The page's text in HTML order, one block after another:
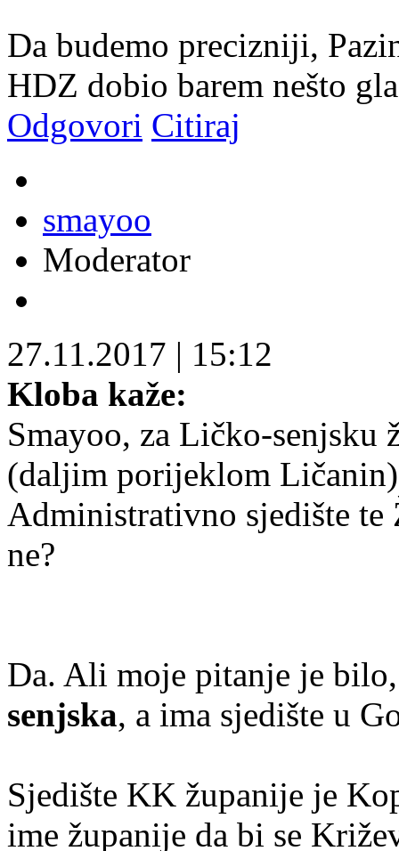
Da budemo precizniji,
HDZ dobio barem nešto
Odgovori Citiraj
smayoo
Moderator
27.11.2017 | 15:12
Kloba kaže:
Smayoo, za Ličko-senjsku
(daljim porijeklom
Administrativno sjedište te
ne?
Da. Ali moje pitanje je
senjska, a ima sjedište u
Sjedište KK županije je
ime županije da bi se